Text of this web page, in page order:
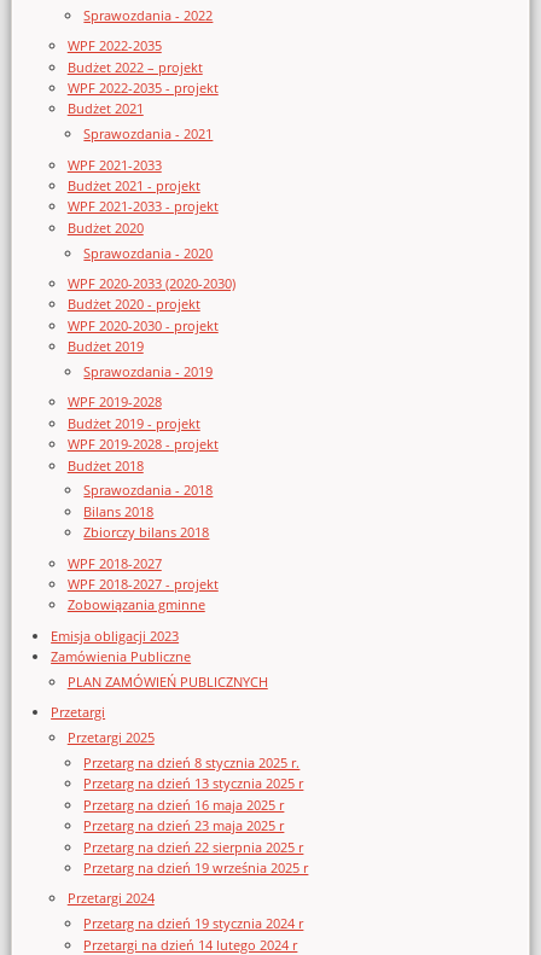
Sprawozdania - 2022
WPF 2022-2035
Budżet 2022 – projekt
WPF 2022-2035 - projekt
Budżet 2021
Sprawozdania - 2021
WPF 2021-2033
Budżet 2021 - projekt
WPF 2021-2033 - projekt
Budżet 2020
Sprawozdania - 2020
WPF 2020-2033 (2020-2030)
Budżet 2020 - projekt
WPF 2020-2030 - projekt
Budżet 2019
Sprawozdania - 2019
WPF 2019-2028
Budżet 2019 - projekt
WPF 2019-2028 - projekt
Budżet 2018
Sprawozdania - 2018
Bilans 2018
Zbiorczy bilans 2018
WPF 2018-2027
WPF 2018-2027 - projekt
Zobowiązania gminne
Emisja obligacji 2023
Zamówienia Publiczne
PLAN ZAMÓWIEŃ PUBLICZNYCH
Przetargi
Przetargi 2025
Przetarg na dzień 8 stycznia 2025 r.
Przetarg na dzień 13 stycznia 2025 r
Przetarg na dzień 16 maja 2025 r
Przetarg na dzień 23 maja 2025 r
Przetarg na dzień 22 sierpnia 2025 r
Przetarg na dzień 19 września 2025 r
Przetargi 2024
Przetarg na dzień 19 stycznia 2024 r
Przetargi na dzień 14 lutego 2024 r